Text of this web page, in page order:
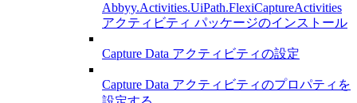
Abbyy.Activities.UiPath.FlexiCaptureActivities
アクティビティ パッケージのインストール
Capture Data アクティビティの設定
Capture Data アクティビティのプロパティを